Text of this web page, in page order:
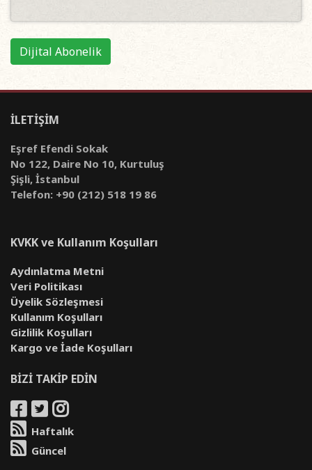
Dijital Abonelik
İLETİŞİM
Eşref Efendi Sokak
No 122, Daire No 10, Kurtuluş
Şişli, İstanbul
Telefon: +90 (212) 518 19 86
KVKK ve Kullanım Koşulları
Aydınlatma Metni
Veri Politikası
Üyelik Sözleşmesi
Kullanım Koşulları
Gizlilik Koşulları
Kargo ve İade Koşulları
BİZİ TAKİP EDİN
Haftalık
Güncel